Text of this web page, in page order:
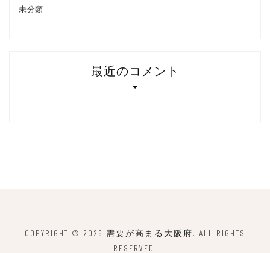
未分類
最近のコメント
COPYRIGHT © 2026 需要が高まる大阪府. ALL RIGHTS
RESERVED.